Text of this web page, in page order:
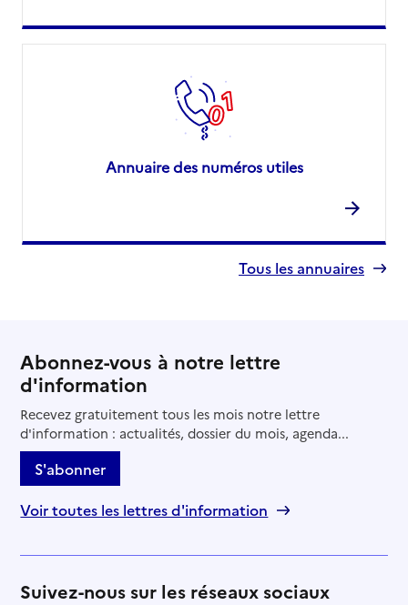
Annuaire des numéros utiles
Tous les annuaires
Abonnez-vous à notre lettre
d'information
Recevez gratuitement tous les mois notre lettre
d'information : actualités, dossier du mois, agenda...
S'abonner
Voir toutes les lettres d'information
Suivez-nous sur les réseaux sociaux